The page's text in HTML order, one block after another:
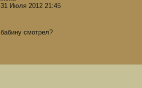
31 Июля 2012 21:45
бабину смотрел?